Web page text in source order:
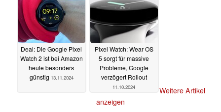
Deal: Die Google Pixel
Watch 2 ist bei Amazon
heute besonders
günstig 13.11.2024
Pixel Watch: Wear OS
5 sorgt für massive
Probleme, Google
verzögert Rollout
11.10.2024
Weitere Artikel
anzeigen